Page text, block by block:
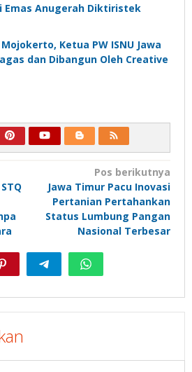
Emas Anugerah Diktiristek
Ketua PW ISNU Jawa
dan Dibangun Oleh Creative
Pos berikutnya
Jawa Timur Pacu Inovasi
Pertanian Pertahankan
Status Lumbung Pangan
Nasional Terbesar